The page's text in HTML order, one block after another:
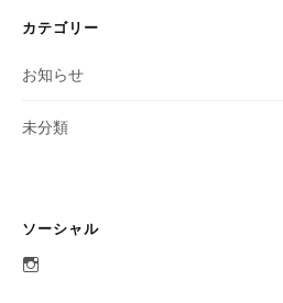
カテゴリー
お知らせ
未分類
ソーシャル